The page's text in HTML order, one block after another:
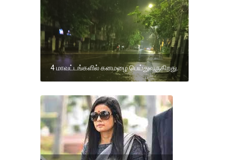
4 மாவட்டங்களில் கனமழை பெய்துவருகிறது.